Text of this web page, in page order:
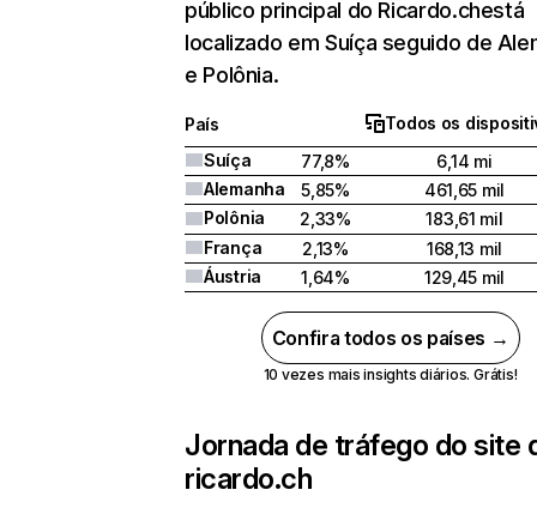
público principal do Ricardo.chestá
localizado em Suíça seguido de
e Polônia.
País
Todos os
Suíça
77,8%
6,14 mi
Alemanha
5,85%
461,65 mil
Polônia
2,33%
183,61 mil
França
2,13%
168,13 mil
Áustria
1,64% 129,45 mil
Confira todos os países →
10 vezes mais insights diários. Grátis!
Jornada de tráfego do site
ricardo.ch